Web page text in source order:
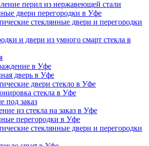
перил из нержавеющей стали
двери перегородки в Уфе
стеклянные двери и перегородки
и двери из умного смарт стекла в
в Уфе
дверь в Уфе
двери стекло в Уфе
стекла в Уфе
под заказ
из стекла на заказ в Уфе
перегородки в Уфе
стеклянные двери и перегородки